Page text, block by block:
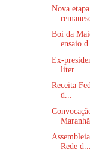
Nova
Boi da
ensaio
Ex-
liter...
Receita
d...
Rede d...